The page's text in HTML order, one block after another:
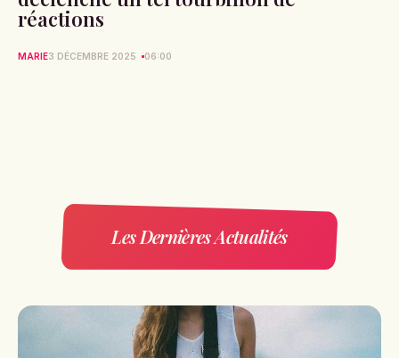
réactions
MARIE3 DÉCEMBRE 2025 06:00
Les Dernières Actualités